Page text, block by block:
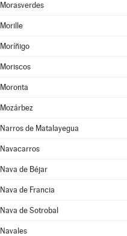
Morasverdes
Morille
Moríñigo
Moriscos
Moronta
Mozárbez
Narros de Matalayegua
Navacarros
Nava de Béjar
Nava de Francia
Nava de Sotrobal
Navales